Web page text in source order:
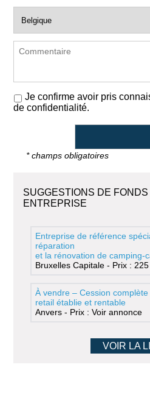
Je confirme avoir pris
de confidentialité.
* champs obligatoires
SUGGESTIONS DE
ENTREPRISE
Entreprise de référence
réparation
et la rénovation de camping-
Bruxelles Capitale - Prix :
À vendre – Cession
retail établie et rentable
Anvers - Prix : Voir annonce
VOIR LA